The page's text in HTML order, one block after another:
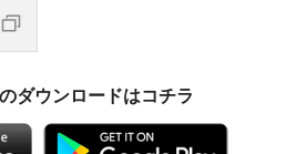
ダウンロードはコチラ